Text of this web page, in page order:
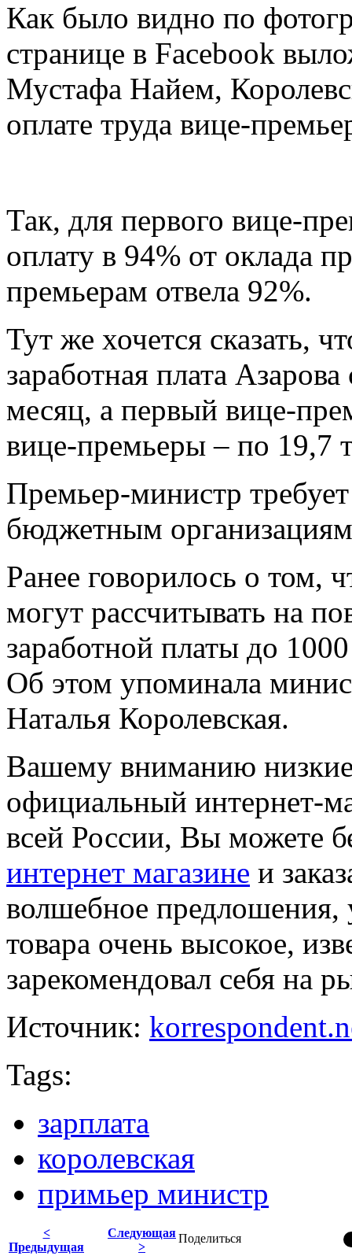
Как было видно по
странице в Facebook
Мустафа Найем,
оплате труда вице-
Так, для первого вице-
оплату в 94% от оклада
премьерам отвела 92%.
Тут же хочется сказать,
заработная плата
месяц, а первый вице-
вице-премьеры – по 19,7
Премьер-министр
бюджетным
Ранее говорилось о том,
могут рассчитывать на
заработной платы до
Об этом упоминала
Наталья Королевская.
Вашему вниманию низкие
официальный интернет-
всей России, Вы можете
интернет магазине и
волшебное предлошения,
товара очень высокое,
зарекомендовал себя на
Источник:
Tags:
зарплата
королевская
примьер министр
Поделиться
<
Предыдущая
Следующая
>